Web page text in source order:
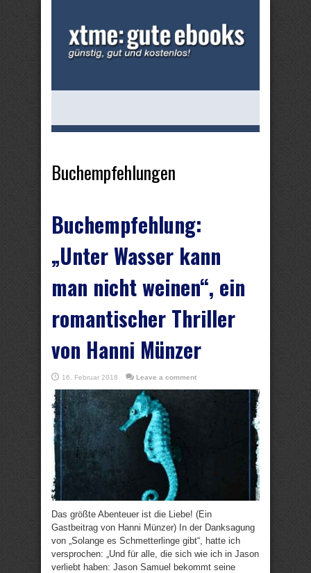
Buchempfehlungen
Buchempfehlung:
„Unter Wasser kann
man nicht weinen“, ein
romantischer Thriller
von Hanni Münzer
16. Februar 2018 Leave a comment
Das größte Abenteuer ist die Liebe! (Ein
Gastbeitrag von Hanni Münzer) In der Danksagung
von „Solange es Schmetterlinge gibt“, hatte ich
versprochen: „Und für alle, die sich wie ich in Jason
verliebt haben: Jason Samuel bekommt seine